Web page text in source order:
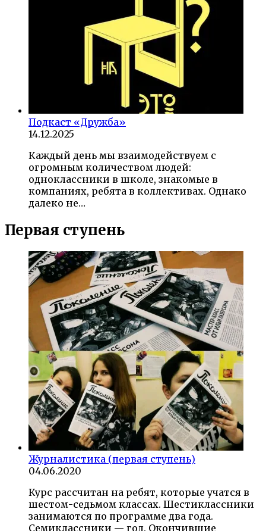
Подкаст «Дружба»
14.12.2025
Каждый день мы взаимодействуем с
огромным количеством людей:
одноклассники в школе, знакомые в
компаниях, ребята в коллективах. Однако
далеко не…
Первая ступень
Журналистика (первая ступень)
04.06.2020
Курс рассчитан на ребят, которые учатся в
шестом-седьмом классах. Шестиклассники
занимаются по программе два года.
Семиклассники — год. Окончившие